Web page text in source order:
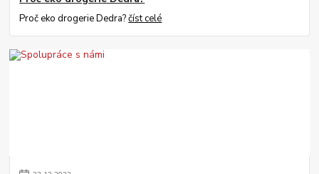
Proč eko drogerie Dedra?číst celé